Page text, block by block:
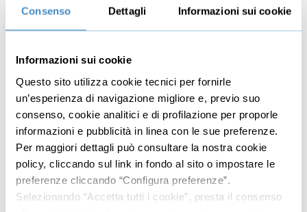
Consenso Dettagli Informazioni sui cookie
Informazioni sui cookie
Questo sito utilizza cookie tecnici per fornirle
un’esperienza di navigazione migliore e, previo suo
consenso, cookie analitici e di profilazione per proporle
informazioni e pubblicità in linea con le sue preferenze.
Per maggiori dettagli può consultare la nostra cookie
policy, cliccando sul link in fondo al sito o impostare le
preferenze cliccando “Configura preferenze”.
Selezionando “Accetta tutti i cookie”, presta il consenso
raggiungendo maggiori risultati e più velocemente di te
nel business?
Oppure che “ tutti sono su Internet
tua attività?
Ti ritrovi a chiederti che tipo di testi potrebbero rendere
più performante il tuo sito internet e i tuoi Social?
O ancora: ti senti mai frustrato perché ti sembra che il
tuo Brand non venga percepito correttamente online?
Ebbene, tutte le domande che ti stai facendo
Mostra altro
Autore
Marika Lopa